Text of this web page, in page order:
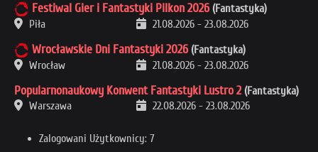
Festiwal Gier i Fantastyki Pilkon 2026 (Fantastyka)
Piła
21.08.2026 - 23.08.2026
Wrocławskie Dni Fantastyki 2026 (Fantastyka)
Wrocław
21.08.2026 - 23.08.2026
Popularnonaukowy Konwent Fantastyki Lustro 2 (Fantastyka)
Warszawa
22.08.2026 - 23.08.2026
Zalogowani Użytkownicy: 7